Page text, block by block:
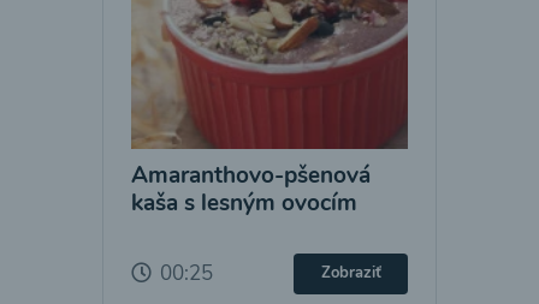
Amaranthovo-pšenová
kaša s lesným ovocím
00:25 Zobraziť